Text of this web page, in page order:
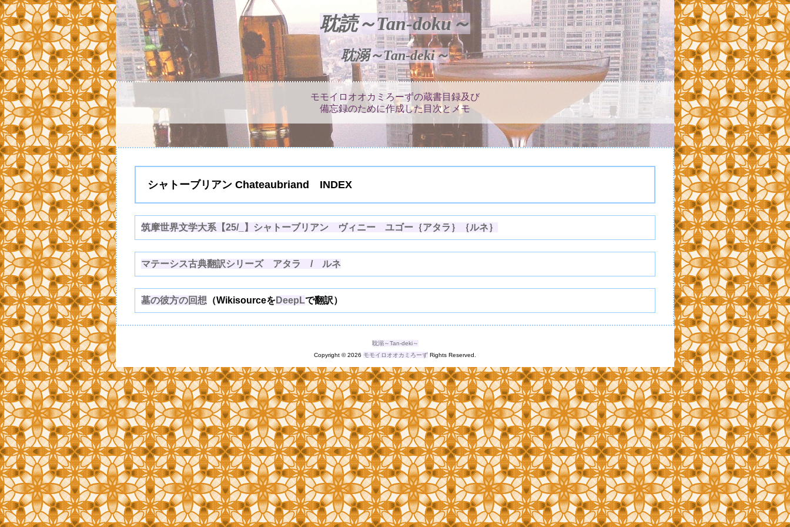
耽読～Tan-doku～
耽溺～Tan-deki～
モモイロオオカミろーずの蔵書目録及び
備忘録のために作成した目次とメモ
シャトーブリアン Chateaubriand INDEX
筑摩世界文学大系【25/_】シャトーブリアン ヴィニー ユゴー｛アタラ｝｛ルネ｝
マテーシス古典翻訳シリーズ アタラ / ルネ
墓の彼方の回想 （WikisourceをDeepLで翻訳）
耽溺～Tan-deki～
Copyright © 2026 モモイロオオカミろーず Rights Reserved.